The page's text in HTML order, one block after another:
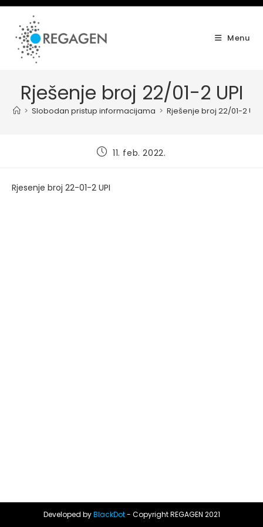
Skip
content
Menu
Rješenje broj 22/01-2 UPI
> Slobodan pristup informacijama > Rješenje broj 22/01-2 UPI
Post11. feb. 2022.
Rjesenje broj 22-01-2 UPI
Developed byBlackDot- Copyright REGAGEN 2021